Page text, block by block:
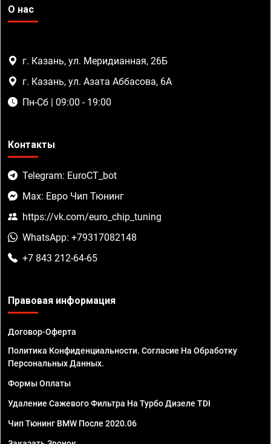
О нас
г. Казань, ул. Меридианная, 26Б
г. Казань, ул. Азата Аббасова, 6А
Пн-Сб | 09:00 - 19:00
Контакты
Telegram: EuroCT_bot
Max: Евро Чип Тюнинг
https://vk.com/euro_chip_tuning
WhatsApp: +79317082148
+7 843 212-64-65
Правовая информация
Договор-Оферта
Политика Конфиденциальности. Согласие На Обработку
Персональных Данных.
Формы Оплаты
Удаление Сажевого Фильтра На Турбо Дизеле TDI
Чип Тюнинг BMW После 2020.06